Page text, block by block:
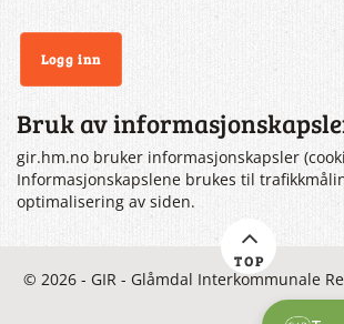
Bruk av
gir.hm.no bruker informasjonskapsler
Informasjonskapslene brukes til
optimalisering av siden.
TOP
© 2026 - GIR - Glåmdal Interkommunale